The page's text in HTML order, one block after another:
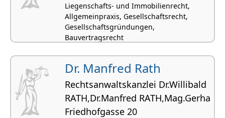
Liegenschafts- und Immobilienrecht,
Allgemeinpraxis, Gesellschaftsrecht,
Gesellschaftsgründungen,
Bauvertragsrecht
Dr. Manfred Rath
Rechtsanwaltskanzlei Dr.Willibald
RATH,Dr.Manfred RATH,Mag.Gerha
Friedhofgasse 20